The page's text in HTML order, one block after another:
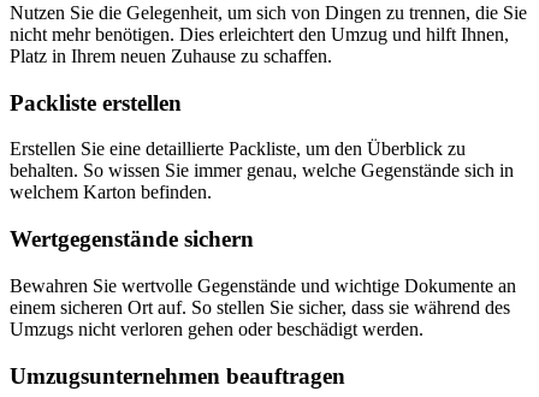
Nutzen Sie die Gelegenheit, um sich von Dingen zu trennen, die Sie
nicht mehr benötigen. Dies erleichtert den Umzug und hilft Ihnen,
Platz in Ihrem neuen Zuhause zu schaffen.
Packliste erstellen
Erstellen Sie eine detaillierte Packliste, um den Überblick zu
behalten. So wissen Sie immer genau, welche Gegenstände sich in
welchem Karton befinden.
Wertgegenstände sichern
Bewahren Sie wertvolle Gegenstände und wichtige Dokumente an
einem sicheren Ort auf. So stellen Sie sicher, dass sie während des
Umzugs nicht verloren gehen oder beschädigt werden.
Umzugsunternehmen beauftragen